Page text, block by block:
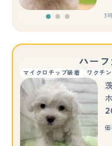
3
ハー
マイクロチップ装着 ワクチ